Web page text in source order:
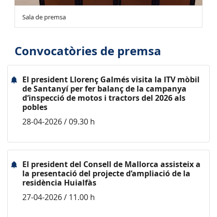
Sala de premsa
Convocatòries de premsa
El president Llorenç Galmés visita la ITV mòbil
de Santanyí per fer balanç de la campanya
d‘inspecció de motos i tractors del 2026 als
pobles
28-04-2026 / 09.30 h
El president del Consell de Mallorca assisteix a
la presentació del projecte d’ampliació de la
residència Huialfàs
27-04-2026 / 11.00 h